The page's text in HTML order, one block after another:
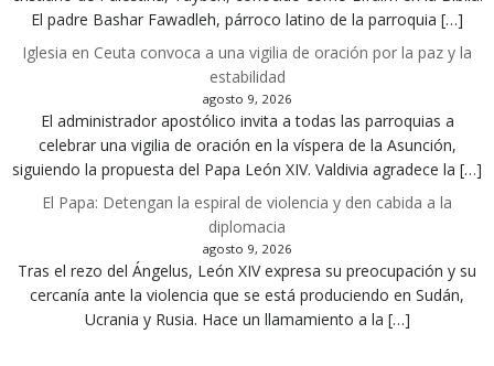
El padre Bashar Fawadleh, párroco latino de la parroquia […]
Iglesia en Ceuta convoca a una vigilia de oración por la paz y la
estabilidad
agosto 9, 2026
El administrador apostólico invita a todas las parroquias a
celebrar una vigilia de oración en la víspera de la Asunción,
siguiendo la propuesta del Papa León XIV. Valdivia agradece la […]
El Papa: Detengan la espiral de violencia y den cabida a la
diplomacia
agosto 9, 2026
Tras el rezo del Ángelus, León XIV expresa su preocupación y su
cercanía ante la violencia que se está produciendo en Sudán,
Ucrania y Rusia. Hace un llamamiento a la […]